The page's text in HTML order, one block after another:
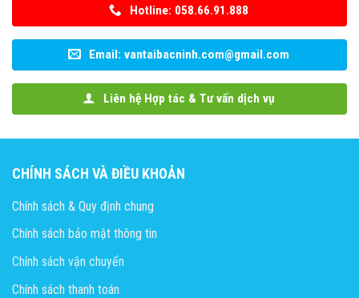
Hotline: 058.66.91.888
Email: vantaibacninh.com@gmail.com
Liên hệ Hợp tác & Tư vấn dịch vụ
CHÍNH SÁCH VÀ ĐIỀU KHOẢN
Chính sách & Quy định chung
Chính sách bảo mật thông tin
Chính sách vận chuyển
Chính sách thanh toán